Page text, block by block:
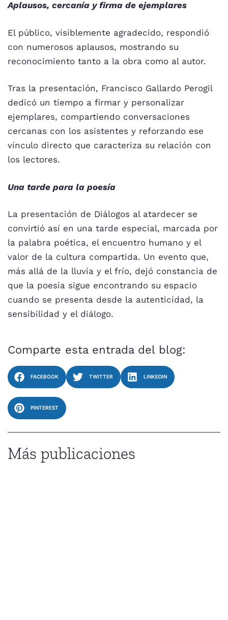
Aplausos, cercanía y firma de ejemplares
El público, visiblemente agradecido, respondió
con numerosos aplausos, mostrando su
reconocimiento tanto a la obra como al autor.
Tras la presentación, Francisco Gallardo Perogil
dedicó un tiempo a firmar y personalizar
ejemplares, compartiendo conversaciones
cercanas con los asistentes y reforzando ese
vínculo directo que caracteriza su relación con
los lectores.
Una tarde para la poesía
La presentación de Diálogos al atardecer se
convirtió así en una tarde especial, marcada por
la palabra poética, el encuentro humano y el
valor de la cultura compartida. Un evento que,
más allá de la lluvia y el frío, dejó constancia de
que la poesía sigue encontrando su espacio
cuando se presenta desde la autenticidad, la
sensibilidad y el diálogo.
Comparte esta entrada del blog:
FACEBOOK TWITTER LINKEDIN
PINTEREST
Más publicaciones